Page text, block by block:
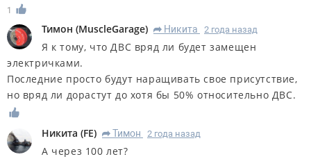
1
Тимон (MuscleGarage) R Никита 2 года назад
Я к тому, что ДВС вряд ли будет замещен
электричками.
Последние просто будут наращивать свое присутствие,
но вряд ли дорастут до хотя бы 50% относительно ДВС.
Никита (FE) R Тимон 2 года назад
А через 100 лет?